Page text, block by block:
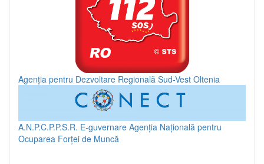
Agenția pentru Dezvoltare Regională Sud-Vest Oltenia
A.N.P.C.P.P.S.R. E-guvernare Agenția Națională pentru
Ocuparea Forței de Muncă